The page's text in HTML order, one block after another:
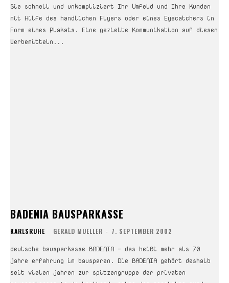
Sie schnell und unkompliziert Ihr Umfeld und Ihre Kunden
mit Hilfe des handlichen Flyers oder eines Eyecatchers in
Form eines Plakats. Eine gezielte Kommunikation auf diesen
Werbemitteln...
BADENIA BAUSPARKASSE
KARLSRUHE GERALD MUELLER - 7. SEPTEMBER 2002
deutsche bausparkasse BADENIA – das heißt mehr als 70
jahre erfahrung im bausparen. Die BADENIA gehört deshalb
seit vielen jahren zur spitzengruppe der privaten